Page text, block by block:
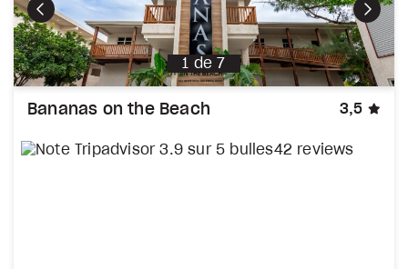
Précédent
1 de 7
Bananas on the Beach 3,5
42 reviews